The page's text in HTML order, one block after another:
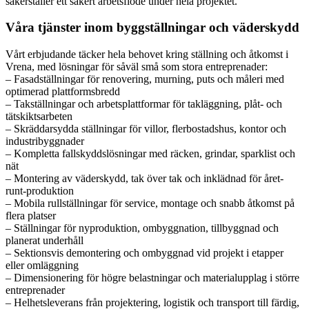
Våra tjänster inom byggställningar och väderskydd
Vårt erbjudande täcker hela behovet kring ställning och åtkomst i
Vrena, med lösningar för såväl små som stora entreprenader:
– Fasadställningar för renovering, murning, puts och måleri med
optimerad plattformsbredd
– Takställningar och arbetsplattformar för takläggning, plåt- och
tätskiktsarbeten
– Skräddarsydda ställningar för villor, flerbostadshus, kontor och
industribyggnader
– Kompletta fallskyddslösningar med räcken, grindar, sparklist och
nät
– Montering av väderskydd, tak över tak och inklädnad för året-
runt-produktion
– Mobila rullställningar för service, montage och snabb åtkomst på
flera platser
– Ställningar för nyproduktion, ombyggnation, tillbyggnad och
planerat underhåll
– Sektionsvis demontering och ombyggnad vid projekt i etapper
eller omläggning
– Dimensionering för högre belastningar och materialupplag i större
entreprenader
– Helhetsleverans från projektering, logistik och transport till färdig,